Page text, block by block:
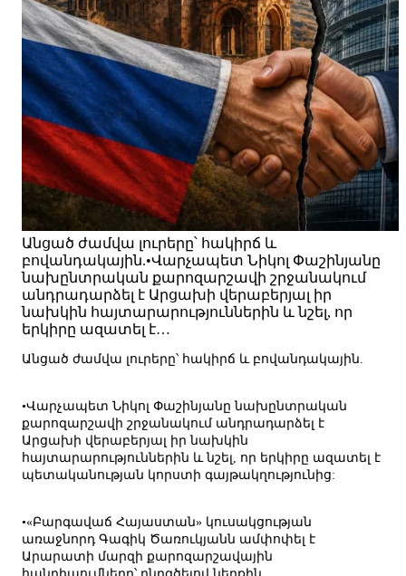
Անցած ժամվա լուրերը՝ հակիրճ և
բովանդակային.•Վարչապետ Նիկոլ Փաշինյանը
նախընտրական քարոզարշավի շրջանակում
անդրադարձել է Արցախի վերաբերյալ իր
նախկին հայտարարություններին և նշել, որ
երկիրը ազատել է…
Անցած ժամվա լուրերը՝ հակիրճ և բովանդակային.
•Վարչապետ Նիկոլ Փաշինյանը նախընտրական
քարոզարշավի շրջանակում անդրադարձել է
Արցախի վերաբերյալ իր նախկին
հայտարարություններին և նշել, որ երկիրը ազատել է
պետականության կորստի գայթակղությունից:
•«Բարգավաճ Հայաստան» կուսակցության
առաջնորդ Գագիկ Ծառուկյանն ամփոփել է
Արարատի մարզի քարոզարշավային